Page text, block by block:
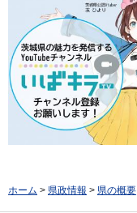
ホーム > 県政情報 > 県の概要